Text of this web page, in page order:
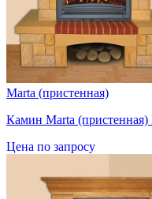
Marta (пристенная)
Камин Marta
Цена по запросу